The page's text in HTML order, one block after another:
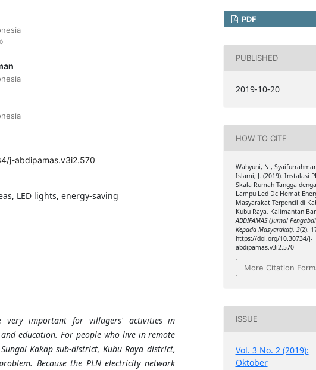
j-abdipamas.v3i2.570
LED lights, energy-saving
very important for villagers' activities in
education. For people who live in remote
Kakap sub-district, Kubu Raya district,
Because the PLN electricity network
PDF
PUBLISHED
2019-10-20
HOW TO CITE
Wahyuni, N.,
Islami, J. (2019). Instalasi
Skala Rumah Tangga
Lampu Led Dc Hemat
Masyarakat Terpencil di
Kubu Raya, Kalimantan
ABDIPAMAS (Jurnal
Kepada Masyarakat), 3(2),
https://doi.org/10.30734/j-
abdipamas.v3i2.570
More Citation
ISSUE
Vol. 3 No. 2 (2019):
Oktober